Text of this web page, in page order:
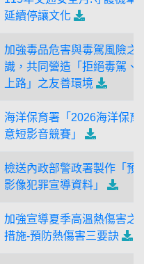
延續停讓文化
加強毒品危害與毒駕風險之
識，共同營造「拒絕毒駕、
上路」之友善環境
海洋保育署「2026海洋保育
意短影音競賽」
檢送內政部警政署製作「預
影像犯罪宣導資料」
加強宣導夏季高溫熱傷害之
措施-預防熱傷害三要訣